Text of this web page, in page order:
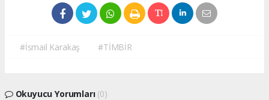
#İsmail Karakaş #TİMBİR
Okuyucu Yorumları (0)